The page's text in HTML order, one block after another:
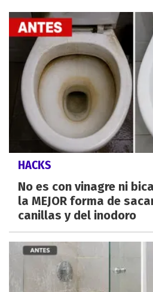
HACKS
No es con vinagre ni
la MEJOR forma de
canillas y del inodoro